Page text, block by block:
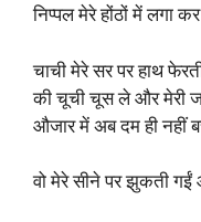
निप्पल मेरे होंठों में लगा
चाची मेरे सर पर हाथ
की चूची चूस ले और मेरी
औजार में अब दम ही नहीं
वो मेरे सीने पर झुकती